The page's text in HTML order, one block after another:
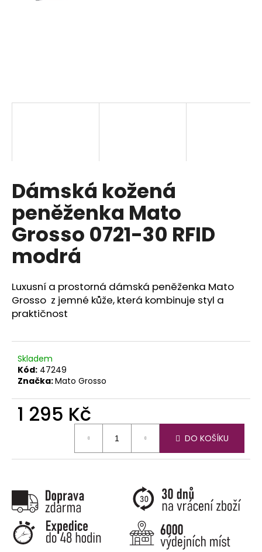
Dámská kožená
peněženka Mato
Grosso 0721-30 RFID
modrá
Luxusní a prostorná dámská peněženka Mato
Grosso z jemné kůže, která kombinuje styl a
praktičnost
Skladem
Kód: 47249
Značka:Mato Grosso
1 295 Kč
DO KOŠÍKU
D
o
p
o
r
u
č
j
e
m